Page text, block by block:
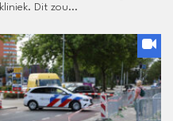
Dit zou...